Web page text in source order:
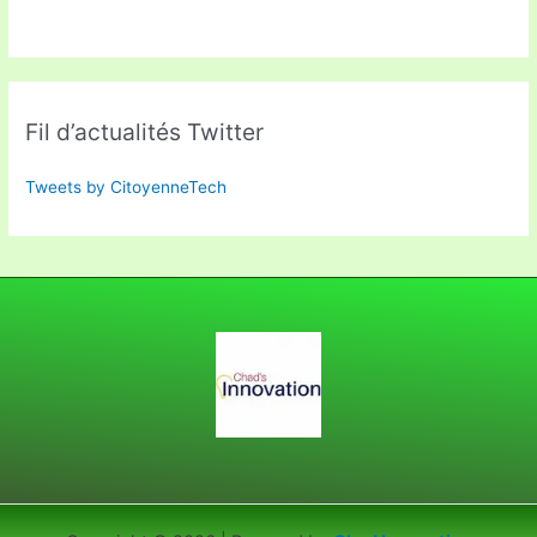
Fil d’actualités Twitter
Tweets by CitoyenneTech